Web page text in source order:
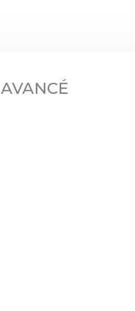
AVANCÉ